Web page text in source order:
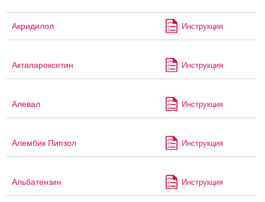
Акридилол Инструкция
Актапароксетин Инструкция
Алевал Инструкция
Алембик Пипзол Инструкция
Альбатензин Инструкция